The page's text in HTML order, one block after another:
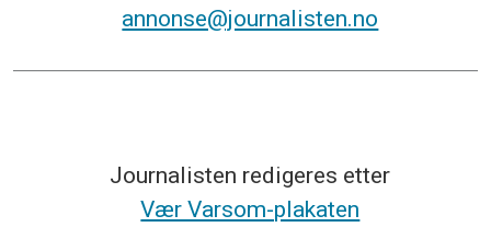
annonse@journalisten.no
Journalisten redigeres etter
Vær Varsom-plakaten